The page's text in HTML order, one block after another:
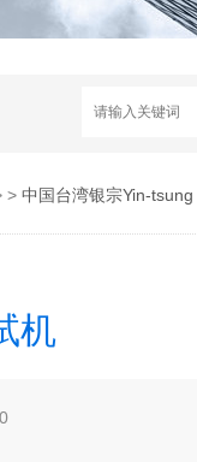
> 中国台湾银宗Yin-tsung
机